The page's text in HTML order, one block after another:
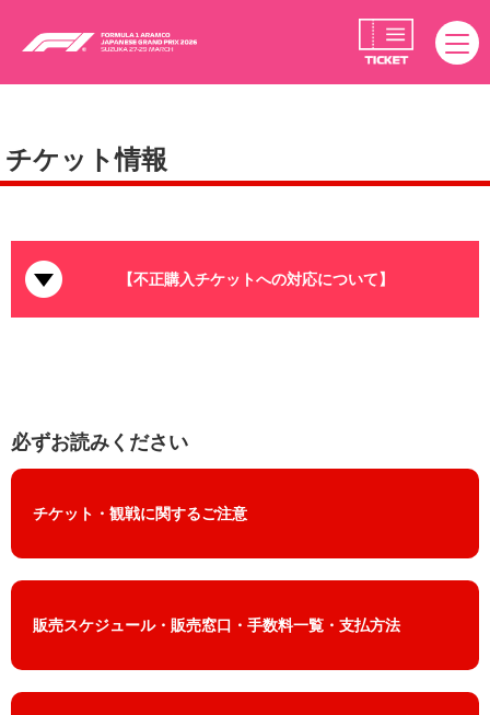
チケット情報
【不正購入チケットへの対応について】
必ずお読みください
チケット・観戦に関するご注意
販売スケジュール・販売窓口・手数料一覧・支払方法